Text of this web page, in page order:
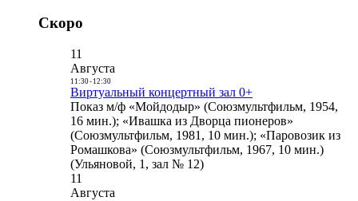
Скоро
11
Августа
11:30- 12:30
Виртуальный концертный зал 0+
Показ м/ф «Мойдодыр» (Союзмультфильм, 1954,
16 мин.); «Ивашка из Дворца пионеров»
(Союзмультфильм, 1981, 10 мин.); «Паровозик из
Ромашкова» (Союзмультфильм, 1967, 10 мин.)
(Ульяновой, 1, зал № 12)
11
Августа